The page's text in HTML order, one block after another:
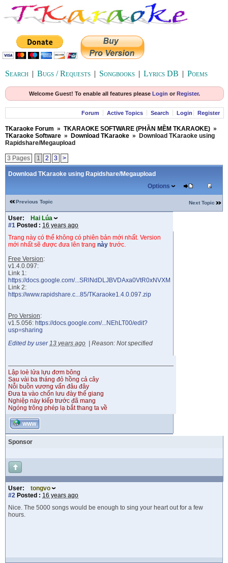
Search | Bugs / Requests | Songbooks | Lyrics DB | Poems
Welcome Guest! To enable all features please Login or Register.
Forum Active Topics Search Login Register
TKaraoke Forum » TKARAOKE SOFTWARE (PHẦN MỀM TKARAOKE) »
TKaraoke Software » Download TKaraoke »
Download TKaraoke using
Rapidshare/Megaupload
3 Pages 1 2 3 >
Download TKaraoke using Rapidshare/Megaupload
Options
Previous Topic Next Topic
User:
Hai Lúa
#1 Posted : 16 years ago
Trang này có thể không có phiên bản mới nhất. Version
mới nhất sẽ được đưa lên trang này trước.
Free Version:
v1.4.0.097:
Link 1:
https://docs.google.com/...SRlNdDLJBVDAxa0VtR0xNVXM
Link 2:
https://www.rapidshare.c...85/TKaraoke1.4.0.097.zip
Pro Version:
v1.5.056: https://docs.google.com/...NEhLT00/edit?
usp=sharing
Edited by user 13 years ago Reason: Not specified
Lập loè lửa lựu đơm bông
Sau vài ba tháng đỏ hồng cả cây
Nỗi buồn vương vấn đâu đây
Đưa ta vào chốn lưu đày thế giang
Nghiệp này kiếp trước đã mang
Ngóng trông phép lạ bắt thang ta về
WWW
Sponsor
User:
tongvo
#2 Posted : 16 years ago
Nice. The 5000 songs would be enough to sing your heart out for a few
hours.